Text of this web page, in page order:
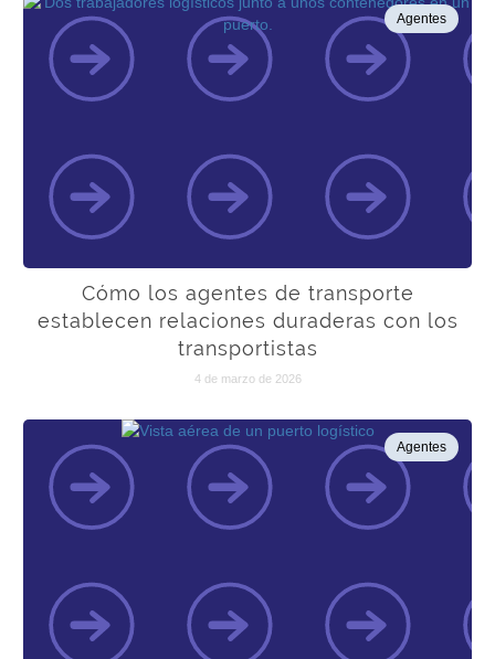
Agentes
Cómo los agentes de transporte
establecen relaciones duraderas con los
transportistas
4 de marzo de 2026
Agentes